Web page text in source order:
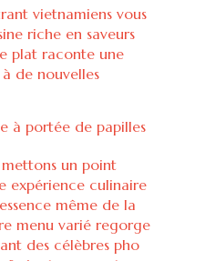
vietnamiens vous
riche en saveurs
plat raconte une
de nouvelles
à portée de papilles
mettons un point
expérience culinaire
même de la
menu varié regorge
des célèbres pho